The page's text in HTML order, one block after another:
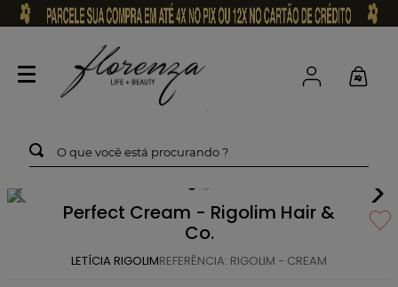
O que você está procurando ?
Perfect Cream - Rigolim Hair &
Co.
LETÍCIA RIGOLIMREFERÊNCIA: RIGOLIM - CREAM